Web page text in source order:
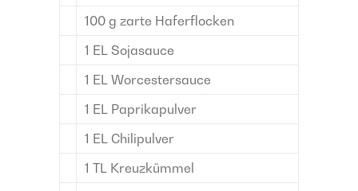
100 g zarte Haferflocken
1 EL Sojasauce
1 EL Worcestersauce
1 EL Paprikapulver
1 EL Chilipulver
1 TL Kreuzkümmel